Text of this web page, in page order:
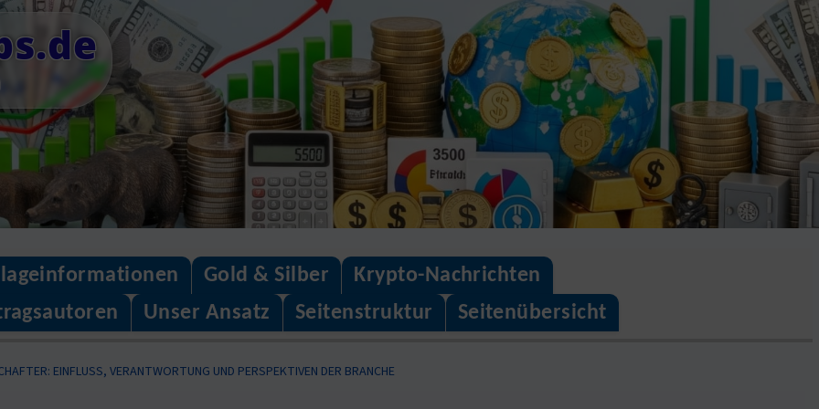
Gold & Silber
Krypto-Nachrichten
Unser Ansatz Seitenstruktur Seitenübersicht
EINFLUSS, VERANTWORTUNG UND PERSPEKTIVEN DER BRANCHE